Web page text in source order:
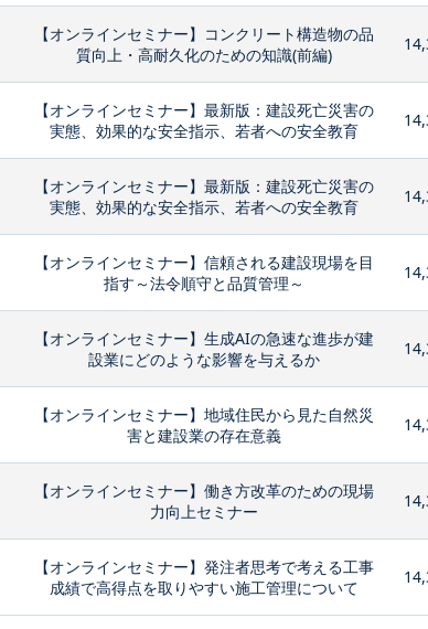
【オンラインセミナー】コンクリート構造物の品
質向上・高耐久化のための知識(前編)
【オンラインセミナー】最新版：建設死亡災害の
実態、効果的な安全指示、若者への安全教育
【オンラインセミナー】最新版：建設死亡災害の
実態、効果的な安全指示、若者への安全教育
【オンラインセミナー】信頼される建設現場を目
指す～法令順守と品質管理～
【オンラインセミナー】生成AIの急速な進歩が建
設業にどのような影響を与えるか
【オンラインセミナー】地域住民から見た自然災
害と建設業の存在意義
【オンラインセミナー】働き方改革のための現場
力向上セミナー
【オンラインセミナー】発注者思考で考える工事
成績で高得点を取りやすい施工管理について